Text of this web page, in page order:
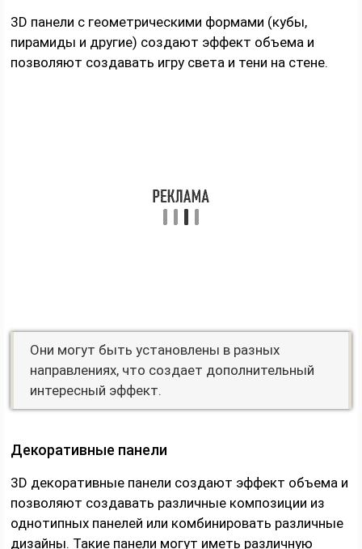
3D панели с геометрическими формами (кубы,
пирамиды и другие) создают эффект объема и
позволяют создавать игру света и тени на стене.
Они могут быть установлены в разных
направлениях, что создает дополнительный
интересный эффект.
Декоративные панели
3D декоративные панели создают эффект объема и
позволяют создавать различные композиции из
однотипных панелей или комбинировать различные
дизайны. Такие панели могут иметь различную